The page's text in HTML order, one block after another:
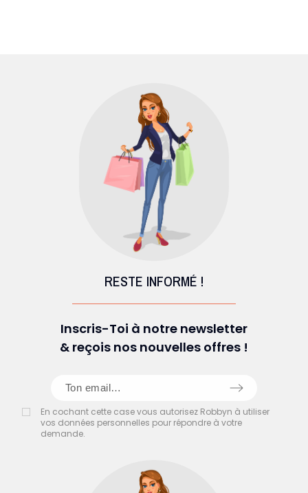
RESTE INFORMÉ !
Inscris-Toi à notre newsletter
& reçois nos nouvelles offres !
En cochant cette case vous autorisez Robbyn à utiliser
vos données personnelles pour répondre à votre
demande.